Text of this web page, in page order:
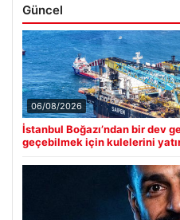
Güncel
06/08/2026
İstanbul Boğazı’ndan bir dev
geçebilmek için kulelerini